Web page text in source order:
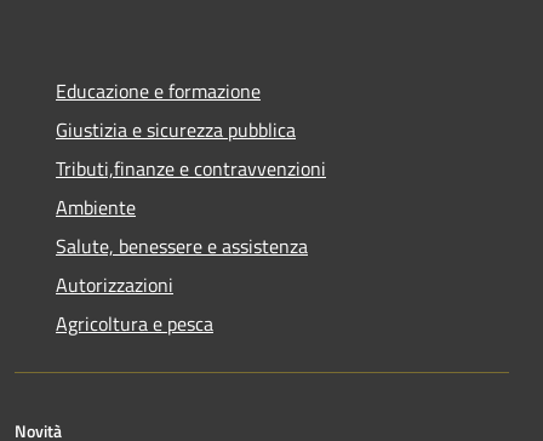
Educazione e formazione
Giustizia e sicurezza pubblica
Tributi,finanze e contravvenzioni
Ambiente
Salute, benessere e assistenza
Autorizzazioni
Agricoltura e pesca
Novità